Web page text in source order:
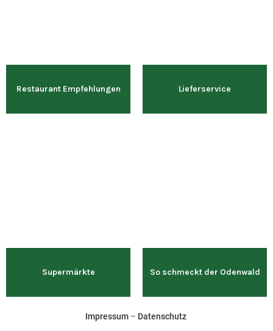
Restaurant Empfehlungen Lieferservice
Supermärkte So schmeckt der Odenwald
Impressum– Datenschutz